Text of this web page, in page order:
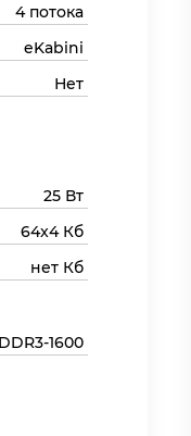
4 потока
eKabini
Нет
25 Вт
64x4 Кб
нет Кб
DDR3-1600